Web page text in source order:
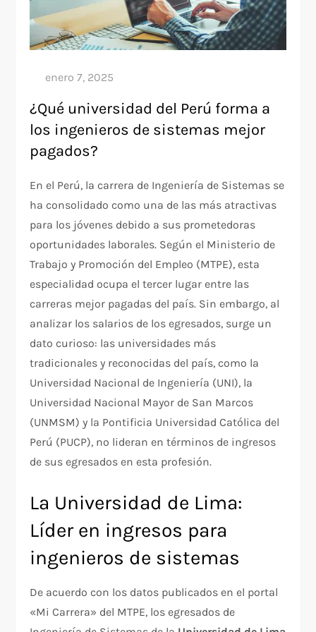
¿Qué universidad del Perú forma a
los ingenieros de sistemas mejor
pagados?
En el Perú, la carrera de Ingeniería de Sistemas se
ha consolidado como una de las más atractivas
para los jóvenes debido a sus prometedoras
oportunidades laborales. Según el Ministerio de
Trabajo y Promoción del Empleo (MTPE), esta
especialidad ocupa el tercer lugar entre las
carreras mejor pagadas del país. Sin embargo, al
analizar los salarios de los egresados, surge un
dato curioso: las universidades más
tradicionales y reconocidas del país, como la
Universidad Nacional de Ingeniería (UNI), la
Universidad Nacional Mayor de San Marcos
(UNMSM) y la Pontificia Universidad Católica del
Perú (PUCP), no lideran en términos de ingresos
de sus egresados en esta profesión.
La Universidad de Lima:
Líder en ingresos para
ingenieros de sistemas
De acuerdo con los datos publicados en el portal
«Mi Carrera» del MTPE, los egresados de